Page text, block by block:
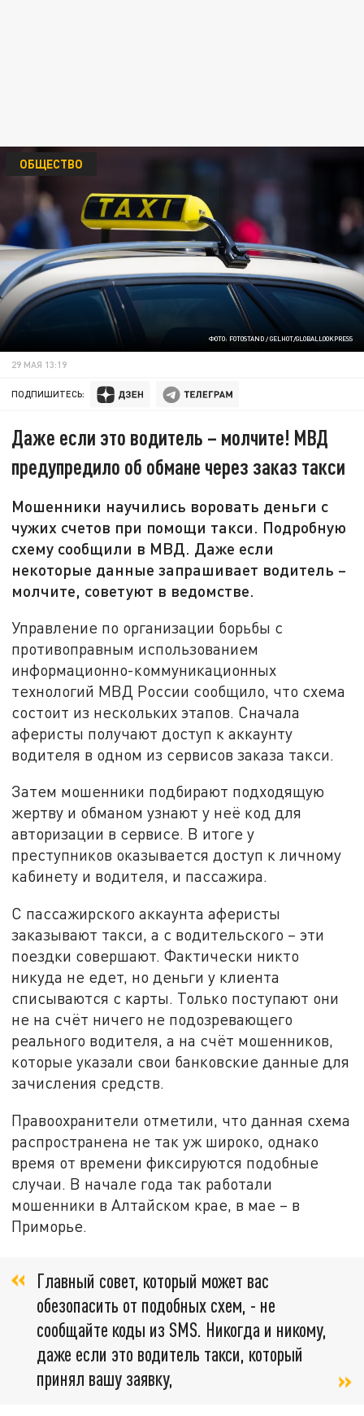
ФОТО: FOTOSTAND / GELHOT/GLOBALLOOKPRESS
ОБЩЕСТВО
29 МАЯ 13:19
ПОДПИШИТЕСЬ:
Даже если это водитель – молчите! МВД
предупредило об обмане через заказ такси
Мошенники научились воровать деньги с
чужих счетов при помощи такси. Подробную
схему сообщили в МВД. Даже если
некоторые данные запрашивает водитель –
молчите, советуют в ведомстве.
Управление по организации борьбы с
противоправным использованием
информационно-коммуникационных
технологий МВД России сообщило, что схема
состоит из нескольких этапов. Сначала
аферисты получают доступ к аккаунту
водителя в одном из сервисов заказа такси.
Затем мошенники подбирают подходящую
жертву и обманом узнают у неё код для
авторизации в сервисе. В итоге у
преступников оказывается доступ к личному
кабинету и водителя, и пассажира.
С пассажирского аккаунта аферисты
заказывают такси, а с водительского – эти
поездки совершают. Фактически никто
никуда не едет, но деньги у клиента
списываются с карты. Только поступают они
не на счёт ничего не подозревающего
реального водителя, а на счёт мошенников,
которые указали свои банковские данные для
зачисления средств.
Правоохранители отметили, что данная схема
распространена не так уж широко, однако
время от времени фиксируются подобные
случаи. В начале года так работали
мошенники в Алтайском крае, в мае – в
Приморье.
Главный совет, который может вас
обезопасить от подобных схем, - не
сообщайте коды из SMS. Никогда и никому,
даже если это водитель такси, который
принял вашу заявку,